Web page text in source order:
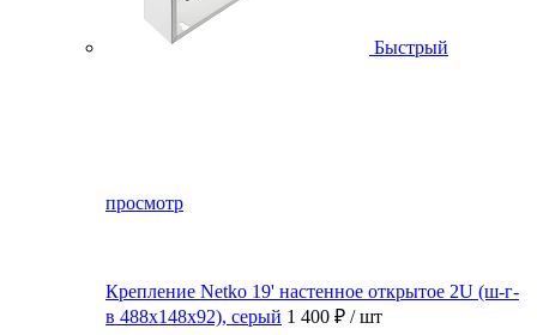
Быстрый
просмотр
Крепление Netko 19' настенное открытое 2U (ш-г-
в 488х148х92), серый 1 400 ₽ / шт